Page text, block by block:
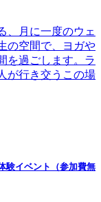
、月に一度のウェ
の空間で、ヨガや
を過ごします。ラ
が行き交うこの場
験イベント（参加費無